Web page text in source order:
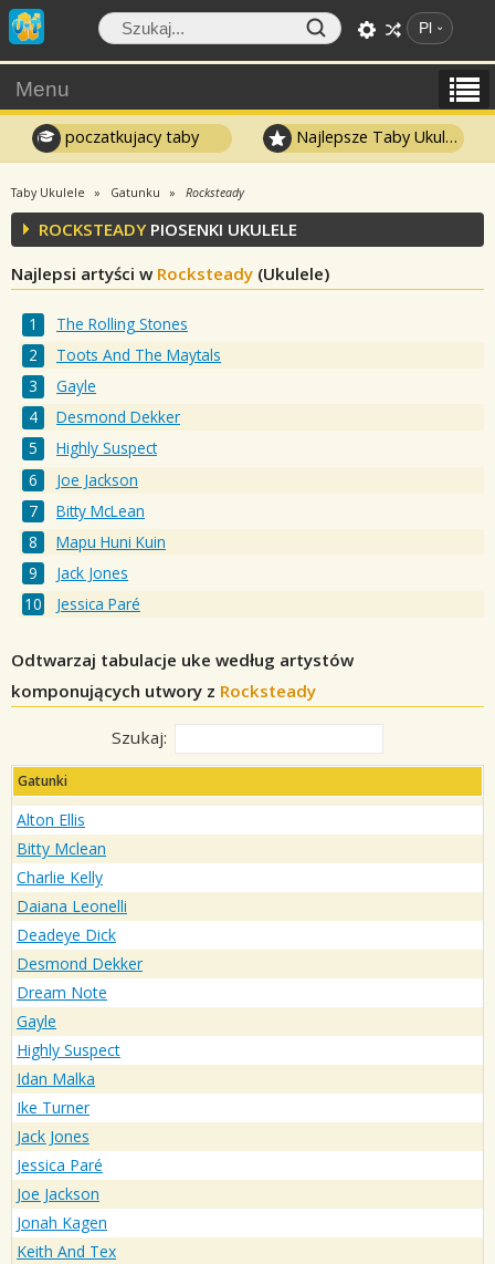
Pl
Menu
poczatkujacy taby Najlepsze Taby Ukulele
Taby Ukulele Gatunku Rocksteady
ROCKSTEADYPIOSENKI UKULELE
Najlepsi artyści w Rocksteady (Ukulele)
The Rolling Stones
Toots And The Maytals
Gayle
Desmond Dekker
Highly Suspect
Joe Jackson
Bitty McLean
Mapu Huni Kuin
Jack Jones
Jessica Paré
Odtwarzaj tabulacje uke według artystów
komponujących utwory z Rocksteady
Szukaj:
Gatunki
Alton Ellis
Bitty Mclean
Charlie Kelly
Daiana Leonelli
Deadeye Dick
Desmond Dekker
Dream Note
Gayle
Highly Suspect
Idan Malka
Ike Turner
Jack Jones
Jessica Paré
Joe Jackson
Jonah Kagen
Keith And Tex